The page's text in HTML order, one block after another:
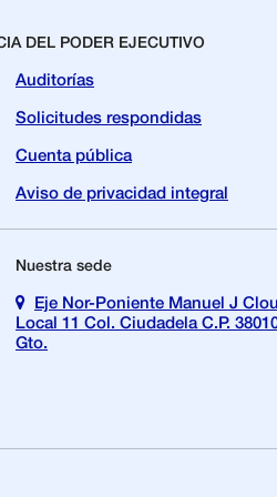
DEL PODER EJECUTIVO
Auditorías
Solicitudes respondidas
Cuenta pública
Aviso de privacidad integral
Nuestra sede
Eje Nor-Poniente Manuel J
Local 11 Col. Ciudadela C.P.
Gto.